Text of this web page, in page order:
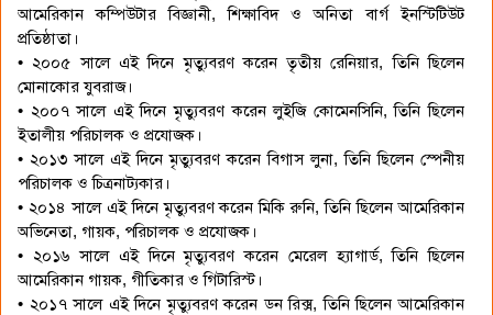
আমেরিকান কম্পিউটার বিজ্ঞানী, শিক্ষাবিদ ও অনিতা বার্গ ইনস্টিটিউট
প্রতিষ্ঠাতা।
• ২০০৫ সালে এই দিনে মৃত্যুবরণ করেন তৃতীয় রেনিয়ার, তিনি ছিলেন
মোনাকোর যুবরাজ।
• ২০০৭ সালে এই দিনে মৃত্যুবরণ করেন লুইজি কোমেনসিনি, তিনি ছিলেন
ইতালীয় পরিচালক ও প্রযোজক।
• ২০১৩ সালে এই দিনে মৃত্যুবরণ করেন বিগাস লুনা, তিনি ছিলেন স্পেনীয়
পরিচালক ও চিত্রনাট্যকার।
• ২০১৪ সালে এই দিনে মৃত্যুবরণ করেন মিকি রুনি, তিনি ছিলেন আমেরিকান
অভিনেতা, গায়ক, পরিচালক ও প্রযোজক।
• ২০১৬ সালে এই দিনে মৃত্যুবরণ করেন মেরেল হ্যাগার্ড, তিনি ছিলেন
আমেরিকান গায়ক, গীতিকার ও গিটারিস্ট।
• ২০১৭ সালে এই দিনে মৃত্যুবরণ করেন ডন রিক্স, তিনি ছিলেন আমেরিকান